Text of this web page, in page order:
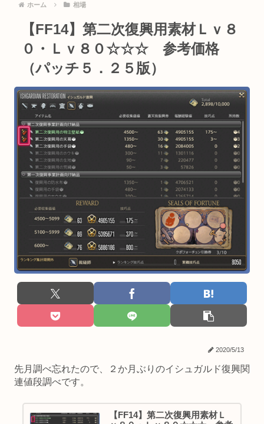
ホーム 相場
【FF14】第二次復興用素材Ｌｖ８
０・Ｌｖ８０☆☆☆ 参考価格
（パッチ５．２５版）
2020/5/13
先月調べ忘れたので、２か月ぶりのイシュガルド復興関
連値段調べです。
【FF14】第二次復興用素材Ｌ